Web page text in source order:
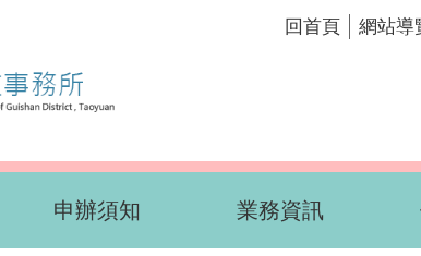
回首頁 網站導
申辦須知 業務資訊